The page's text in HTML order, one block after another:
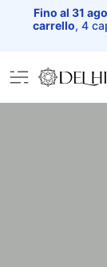
Fino al 31
carrello, 4
Home